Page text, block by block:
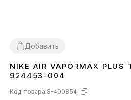
Добавить
3637 38 39 4041 42 434445
NIKE AIR VAPORMAX PLUS
924453-004
Код товара:S-400854